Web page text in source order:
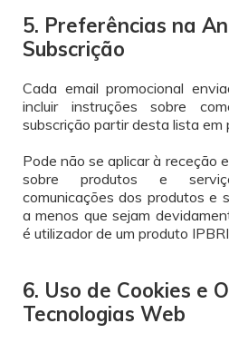
5. Preferências na
Subscrição
Cada email promocional
incluir instruções sobre
subscrição partir desta lista em
Pode não se aplicar à receção
sobre produtos e
comunicações dos produtos e
a menos que sejam
é utilizador de um produto
6. Uso de Cookies e
Tecnologias Web